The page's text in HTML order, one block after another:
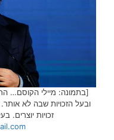
[בתמונה: מיילי הקוסם…
זכויות יוצרים.